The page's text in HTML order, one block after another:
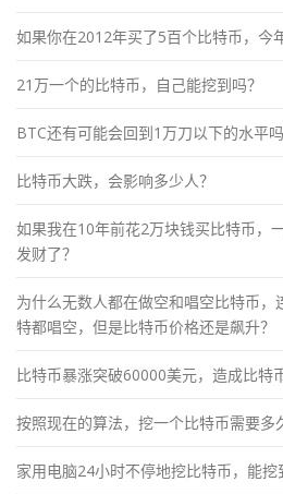
如果你在2012年买了5百个比特币，今
21万一个的比特币，自己能挖到吗？
BTC还有可能会回到1万刀以下的水平吗
比特币大跌，会影响多少人？
如果我在10年前花2万块钱买比特币，
发财了？
为什么无数人都在做空和唱空比特币
特都唱空，但是比特币价格还是飙升？
比特币暴涨突破60000美元，造成比特
按照现在的算法，挖一个比特币需要多
家用电脑24小时不停地挖比特币，能挖